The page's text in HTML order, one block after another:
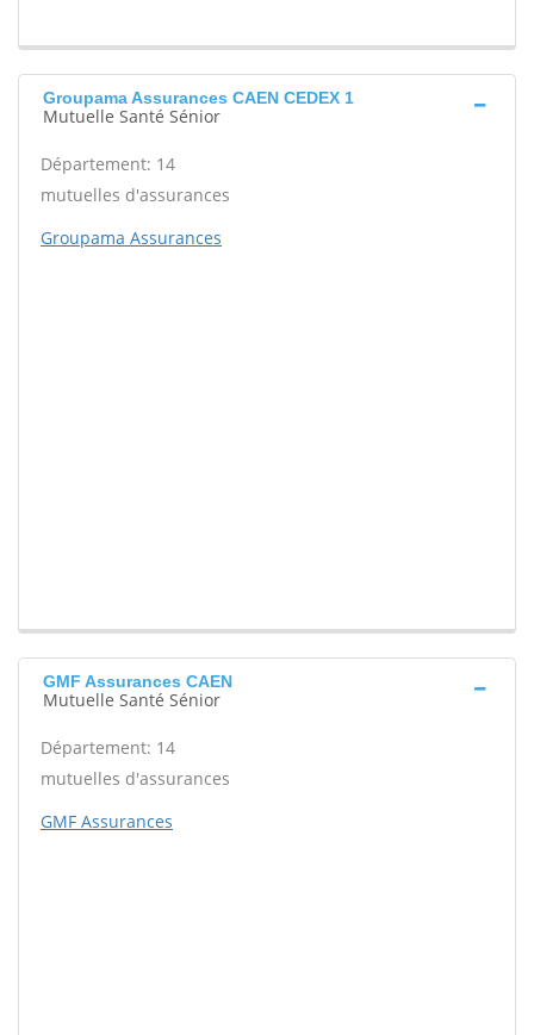
Groupama Assurances CAEN CEDEX 1
Mutuelle Santé Sénior
Département: 14
mutuelles d'assurances
Groupama Assurances
GMF Assurances CAEN
Mutuelle Santé Sénior
Département: 14
mutuelles d'assurances
GMF Assurances